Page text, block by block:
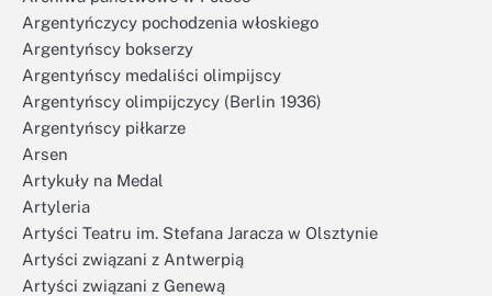
Argentyńczycy pochodzenia włoskiego
Argentyńscy bokserzy
Argentyńscy medaliści olimpijscy
Argentyńscy olimpijczycy (Berlin 1936)
Argentyńscy piłkarze
Arsen
Artykuły na Medal
Artyleria
Artyści Teatru im. Stefana Jaracza w Olsztynie
Artyści związani z Antwerpią
Artyści związani z Genewą